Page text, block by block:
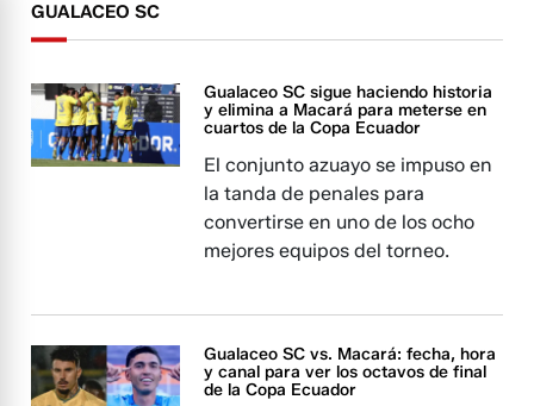
GUALACEO SC
Gualaceo SC sigue haciendo historia
y elimina a Macará para meterse en
cuartos de la Copa Ecuador
El conjunto azuayo se impuso en
la tanda de penales para
convertirse en uno de los ocho
mejores equipos del torneo.
Gualaceo SC vs. Macará: fecha, hora
y canal para ver los octavos de final
de la Copa Ecuador